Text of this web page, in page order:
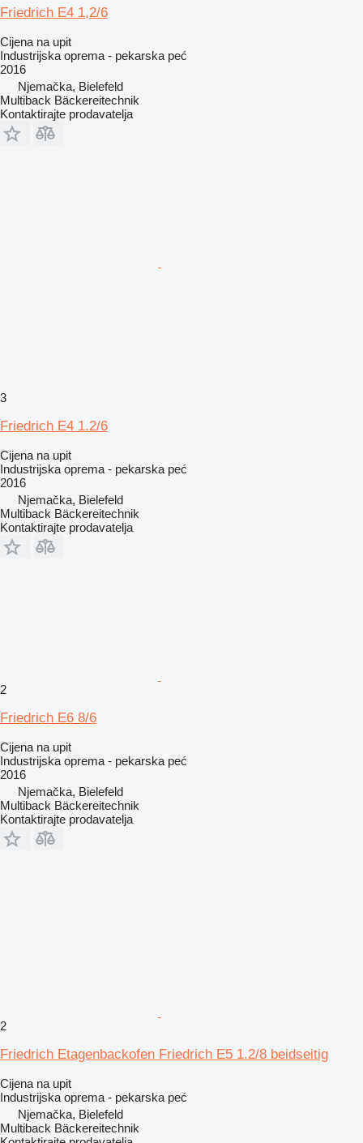
Friedrich E4 1,2/6
Cijena na upit
Industrijska oprema - pekarska peć
2016
Njemačka, Bielefeld
Multiback Bäckereitechnik
Kontaktirajte prodavatelja
3
Friedrich E4 1.2/6
Cijena na upit
Industrijska oprema - pekarska peć
2016
Njemačka, Bielefeld
Multiback Bäckereitechnik
Kontaktirajte prodavatelja
2
Friedrich E6 8/6
Cijena na upit
Industrijska oprema - pekarska peć
2016
Njemačka, Bielefeld
Multiback Bäckereitechnik
Kontaktirajte prodavatelja
2
Friedrich Etagenbackofen Friedrich E5 1.2/8 beidseitig
Cijena na upit
Industrijska oprema - pekarska peć
Njemačka, Bielefeld
Multiback Bäckereitechnik